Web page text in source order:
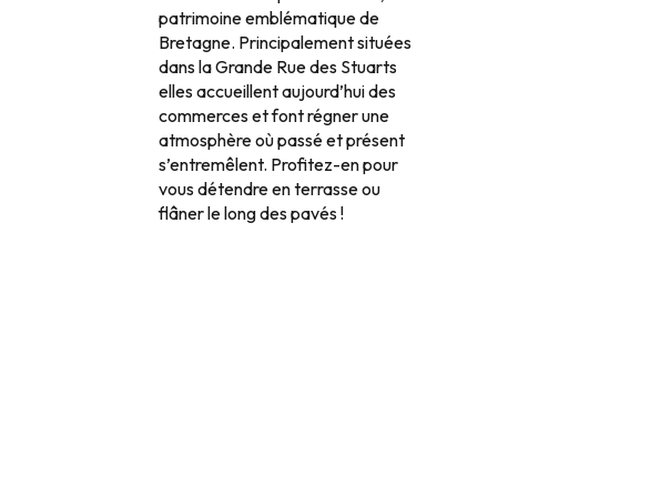
patrimoine emblématique de
Bretagne. Principalement situées
dans la Grande Rue des Stuarts
elles accueillent aujourd’hui des
commerces et font régner une
atmosphère où passé et présent
s’entremêlent. Profitez-en pour
vous détendre en terrasse ou
flâner le long des pavés !